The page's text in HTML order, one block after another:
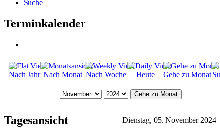
Suche
Terminkalender
Nach Jahr Nach Monat Nach Woche Heute Gehe zu Monat
Gehe zu Monat
Tagesansicht Dienstag, 05. November 2024